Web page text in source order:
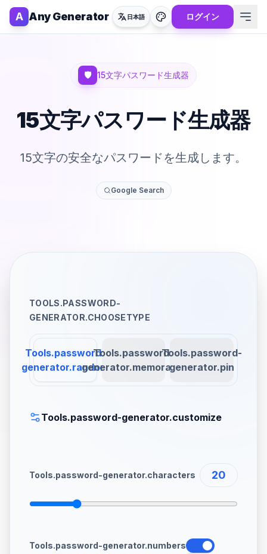
A Any Generator 日本語 ログイン
🛡️ 15文字パスワード生成器
15文字パスワード生成器
15文字の安全なパスワードを生成します。
Google Search
TOOLS.PASSWORD-
GENERATOR.CHOOSETYPE
Tools.password-
generator.random
Tools.password-
generator.memorable
Tools.password-
generator.pin
Tools.password-generator.customize
Tools.password-generator.characters 20
Tools.password-generator.numbers